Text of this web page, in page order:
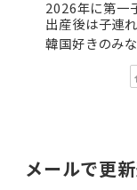
2026年に第一
出産後は子連
韓国好きのみ
メールで更